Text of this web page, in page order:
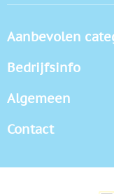
Aanbevolen
Bedrijfsinfo
Algemeen
Contact